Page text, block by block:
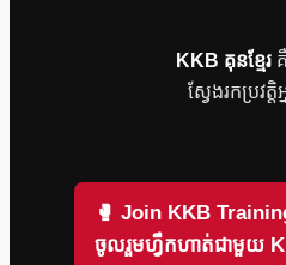
KKB គុនខ្មែរ
ស្វែងរកប្រវ
🥊 Join KKB
ចូលរួមហ្វឹកហាត់ជាមួយ